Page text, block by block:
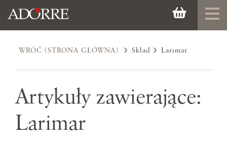
WRÓĆ (STRONA GŁÓWNA) Skład Larimar
Artykuły zawierające:
Larimar